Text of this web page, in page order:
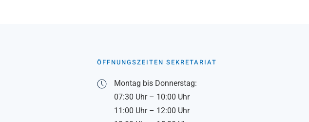
ÖFFNUNGSZEITEN SEKRETARIAT
Montag bis Donnerstag:
07:30 Uhr – 10:00 Uhr
11:00 Uhr – 12:00 Uhr